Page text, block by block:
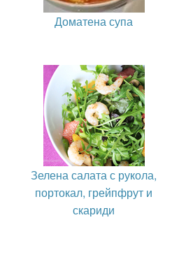
Доматена супа
Зелена салата с рукола,
портокал, грейпфрут и
скариди